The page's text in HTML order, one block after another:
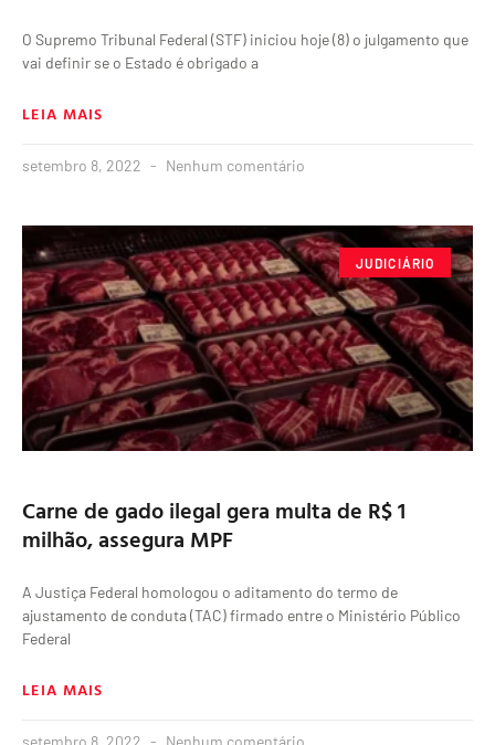
O Supremo Tribunal Federal (STF) iniciou hoje (8) o julgamento que
vai definir se o Estado é obrigado a
LEIA MAIS
setembro 8, 2022 Nenhum comentário
JUDICIÁRIO
Carne de gado ilegal gera multa de R$ 1
milhão, assegura MPF
A Justiça Federal homologou o aditamento do termo de
ajustamento de conduta (TAC) firmado entre o Ministério Público
Federal
LEIA MAIS